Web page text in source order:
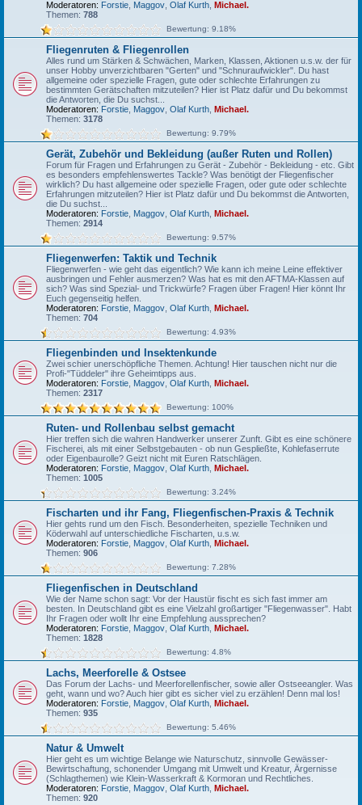
Moderatoren: Forstie Maggov Olaf Kurth
Michael.
Themen: 788
Bewertung: 9.18%
Fliegenruten & Fliegenrollen
Alles rund um Stärken & Schwächen, Marken, Klassen, Aktionen u.s.w. der für
unser Hobby unverzichtbaren "Gerten" und "Schnuraufwickler". Du hast
allgemeine oder spezielle Fragen, gute oder schlechte Erfahrungen zu
bestimmten Gerätschaften mitzuteilen? Hier ist Platz dafür und Du bekommst
die Antworten, die Du suchst...
Moderatoren: Forstie Maggov Olaf Kurth
Michael.
Themen: 3178
Bewertung: 9.79%
Gerät, Zubehör und Bekleidung (außer Ruten und Rollen)
Forum für Fragen und Erfahrungen zu Gerät - Zubehör - Bekleidung - etc. Gibt
es besonders empfehlenswertes Tackle? Was benötigt der Fliegenfischer
wirklich? Du hast allgemeine oder spezielle Fragen, oder gute oder schlechte
Erfahrungen mitzuteilen? Hier ist Platz dafür und Du bekommst die Antworten,
die Du suchst...
Moderatoren: Forstie Maggov Olaf Kurth
Michael.
Themen: 2914
Bewertung: 9.57%
Fliegenwerfen: Taktik und Technik
Fliegenwerfen - wie geht das eigentlich? Wie kann ich meine Leine effektiver
ausbringen und Fehler ausmerzen? Was hat es mit den AFTMA-Klassen auf
sich? Was sind Spezial- und Trickwürfe? Fragen über Fragen! Hier könnt Ihr
Euch gegenseitig helfen.
Moderatoren: Forstie Maggov Olaf Kurth
Michael.
Themen: 704
Bewertung: 4.93%
Fliegenbinden und Insektenkunde
Zwei schier unerschöpfliche Themen. Achtung! Hier tauschen nicht nur die
Profi-"Tüddeler" ihre Geheimtipps aus.
Moderatoren: Forstie Maggov Olaf Kurth
Michael.
Themen: 2317
Bewertung: 100%
Ruten- und Rollenbau selbst gemacht
Hier treffen sich die wahren Handwerker unserer Zunft. Gibt es eine schönere
Fischerei, als mit einer Selbstgebauten - ob nun Gespließte, Kohlefaserrute
oder Eigenbaurolle? Geizt nicht mit Euren Ratschlägen.
Moderatoren: Forstie Maggov Olaf Kurth
Michael.
Themen: 1005
Bewertung: 3.24%
Fischarten und ihr Fang, Fliegenfischen-Praxis & Technik
Hier gehts rund um den Fisch. Besonderheiten, spezielle Techniken und
Köderwahl auf unterschiedliche Fischarten, u.s.w.
Moderatoren: Forstie Maggov Olaf Kurth
Michael.
Themen: 906
Bewertung: 7.28%
Fliegenfischen in Deutschland
Wie der Name schon sagt: Vor der Haustür fischt es sich fast immer am
besten. In Deutschland gibt es eine Vielzahl großartiger "Fliegenwasser". Habt
Ihr Fragen oder wollt Ihr eine Empfehlung aussprechen?
Moderatoren: Forstie Maggov Olaf Kurth
Michael.
Themen: 1828
Bewertung: 4.8%
Lachs, Meerforelle & Ostsee
Das Forum der Lachs- und Meerforellenfischer, sowie aller Ostseeangler. Was
geht, wann und wo? Auch hier gibt es sicher viel zu erzählen! Denn mal los!
Moderatoren: Forstie Maggov Olaf Kurth
Michael.
Themen: 935
Bewertung: 5.46%
Natur & Umwelt
Hier geht es um wichtige Belange wie Naturschutz, sinnvolle Gewässer-
Bewirtschaftung, schonender Umgang mit Umwelt und Kreatur, Ärgernisse
(Schlagthemen) wie Klein-Wasserkraft & Kormoran und Rechtliches.
Moderatoren: Forstie Maggov Olaf Kurth
Michael.
Themen: 920